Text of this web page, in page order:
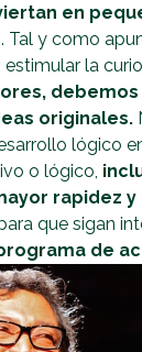
en
Tal y como
estimular la
debemos
originales.
lógico
o lógico,
rapidez
que sigan
de